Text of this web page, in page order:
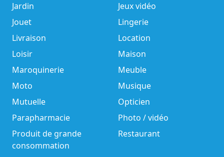
Jardin
Jeux vidéo
Jouet
Lingerie
Livraison
Location
Loisir
Maison
Maroquinerie
Meuble
Moto
Musique
Mutuelle
Opticien
Parapharmacie
Photo / vidéo
Produit de grande
consommation
Restaurant